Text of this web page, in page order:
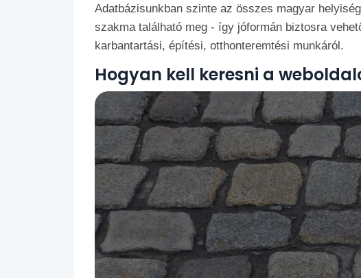
Adatbázisunkban szinte az összes magyar
szakma található meg - így jóformán biztosra
karbantartási, építési, otthonteremtési munkáról.
Hogyan kell keresni a